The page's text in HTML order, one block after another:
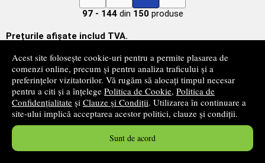
Acest site folosește cookie-uri pentru a permite plasarea de
comenzi online, precum și pentru analiza traficului și a
preferințelor vizitatorilor. Vă rugăm să alocați timpul necesar
pentru a citi și a înțelege Politica de Cookie, Politica de
Confidențialitate și Clauze și Condiții. Utilizarea în continuare a
site-ului implică acceptarea acestor politici, clauze și condiții.
Sunt de acord
97 - 144din 150produse
Prețurile afișate includ TVA.
Newsletter
Fii primul care află despre produsele noi și reducerile apărute
pe site-ul nostru!